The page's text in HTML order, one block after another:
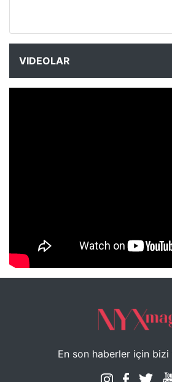
VIDEOLAR
NYXmag 2. Yaş Kutlama Etkinliği
En son haberler için